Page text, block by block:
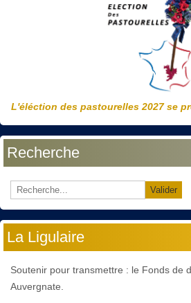
L'éléction des pastourelles 2027 se
Recherche
Valider
La Ligulaire
Soutenir pour transmettre : le Fonds de
Auvergnate.